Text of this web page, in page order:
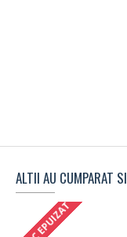
ALTII AU CUMPARAT SI